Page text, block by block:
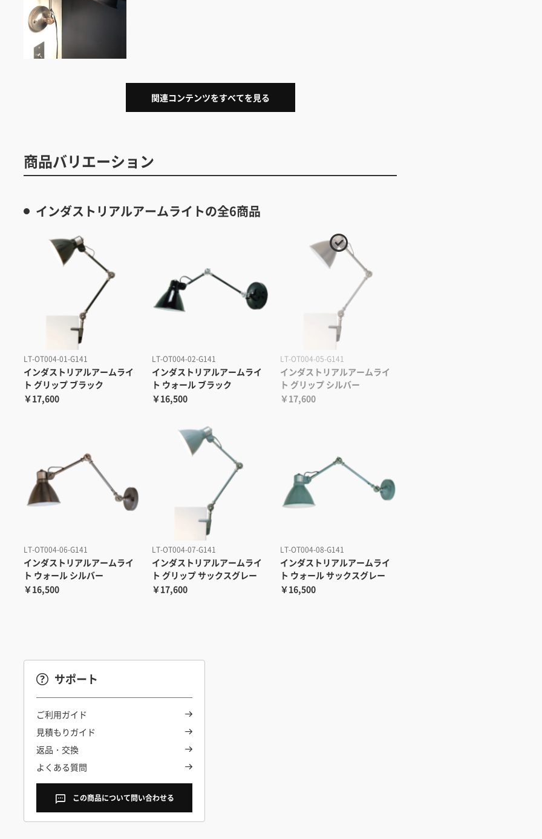
関連コンテンツをすべてを見る
商品バリエーション
インダストリアルアームライトの全6商品
LT-OT004-01-G141
インダストリアルアームライ
ト グリップ ブラック
￥17,600
LT-OT004-02-G141
インダストリアルアームライ
ト ウォール ブラック
￥16,500
LT-OT004-05-G141
インダストリアルアームライ
ト グリップ シルバー
￥17,600
LT-OT004-06-G141
インダストリアルアームライ
ト ウォール シルバー
￥16,500
LT-OT004-07-G141
インダストリアルアームライ
ト グリップ サックスグレー
￥17,600
LT-OT004-08-G141
インダストリアルアームライ
ト ウォール サックスグレー
￥16,500
サポート
ご利用ガイド
見積もりガイド
返品・交換
よくある質問
この商品について問い合わせる